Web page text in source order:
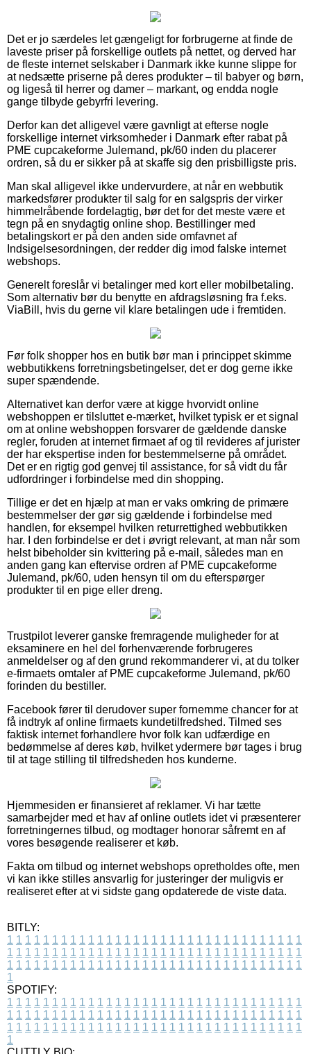
Det er jo særdeles let gængeligt for forbrugerne at finde de
laveste priser på forskellige outlets på nettet, og derved har
de fleste internet selskaber i Danmark ikke kunne slippe for
at nedsætte priserne på deres produkter – til babyer og børn,
og ligeså til herrer og damer – markant, og endda nogle
gange tilbyde gebyrfri levering.
Derfor kan det alligevel være gavnligt at efterse nogle
forskellige internet virksomheder i Danmark efter rabat på
PME cupcakeforme Julemand, pk/60 inden du placerer
ordren, så du er sikker på at skaffe sig den prisbilligste pris.
Man skal alligevel ikke undervurdere, at når en webbutik
markedsfører produkter til salg for en salgspris der virker
himmelråbende fordelagtig, bør det for det meste være et
tegn på en snydagtig online shop. Bestillinger med
betalingskort er på den anden side omfavnet af
Indsigelsesordningen, der redder dig imod falske internet
webshops.
Generelt foreslår vi betalinger med kort eller mobilbetaling.
Som alternativ bør du benytte en afdragsløsning fra f.eks.
ViaBill, hvis du gerne vil klare betalingen ude i fremtiden.
Før folk shopper hos en butik bør man i princippet skimme
webbutikkens forretningsbetingelser, det er dog gerne ikke
super spændende.
Alternativet kan derfor være at kigge hvorvidt online
webshoppen er tilsluttet e-mærket, hvilket typisk er et signal
om at online webshoppen forsvarer de gældende danske
regler, foruden at internet firmaet af og til revideres af jurister
der har ekspertise inden for bestemmelserne på området.
Det er en rigtig god genvej til assistance, for så vidt du får
udfordringer i forbindelse med din shopping.
Tillige er det en hjælp at man er vaks omkring de primære
bestemmelser der gør sig gældende i forbindelse med
handlen, for eksempel hvilken returrettighed webbutikken
har. I den forbindelse er det i øvrigt relevant, at man når som
helst bibeholder sin kvittering på e-mail, således man en
anden gang kan eftervise ordren af PME cupcakeforme
Julemand, pk/60, uden hensyn til om du efterspørger
produkter til en pige eller dreng.
Trustpilot leverer ganske fremragende muligheder for at
eksaminere en hel del forhenværende forbrugeres
anmeldelser og af den grund rekommanderer vi, at du tolker
e-firmaets omtaler af PME cupcakeforme Julemand, pk/60
forinden du bestiller.
Facebook fører til derudover super fornemme chancer for at
få indtryk af online firmaets kundetilfredshed. Tilmed ses
faktisk internet forhandlere hvor folk kan udfærdige en
bedømmelse af deres køb, hvilket ydermere bør tages i brug
til at tage stilling til tilfredsheden hos kunderne.
Hjemmesiden er finansieret af reklamer. Vi har tætte
samarbejder med et hav af online outlets idet vi præsenterer
forretningernes tilbud, og modtager honorar såfremt en af
vores besøgende realiserer et køb.
Fakta om tilbud og internet webshops opretholdes ofte, men
vi kan ikke stilles ansvarlig for justeringer der muligvis er
realiseret efter at vi sidste gang opdaterede de viste data.
BITLY:
1 1 1 1 1 1 1 1 1 1 1 1 1 1 1 1 1 1 1 1 1 1 1 1 1 1 1 1 1 1 1 1 1
1 1 1 1 1 1 1 1 1 1 1 1 1 1 1 1 1 1 1 1 1 1 1 1 1 1 1 1 1 1 1 1 1
1 1 1 1 1 1 1 1 1 1 1 1 1 1 1 1 1 1 1 1 1 1 1 1 1 1 1 1 1 1 1 1 1
1
SPOTIFY:
1 1 1 1 1 1 1 1 1 1 1 1 1 1 1 1 1 1 1 1 1 1 1 1 1 1 1 1 1 1 1 1 1
1 1 1 1 1 1 1 1 1 1 1 1 1 1 1 1 1 1 1 1 1 1 1 1 1 1 1 1 1 1 1 1 1
1 1 1 1 1 1 1 1 1 1 1 1 1 1 1 1 1 1 1 1 1 1 1 1 1 1 1 1 1 1 1 1 1
1